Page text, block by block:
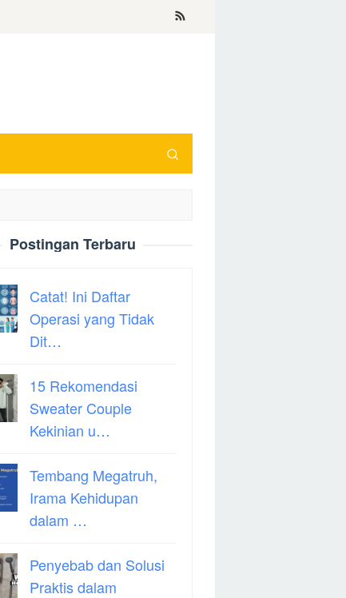
Postingan Terbaru
Catat! Ini Daftar
Operasi yang Tidak
Dit…
15 Rekomendasi
Sweater Couple
Kekinian u…
Tembang Megatruh,
Irama Kehidupan
dalam …
Penyebab dan Solusi
Praktis dalam